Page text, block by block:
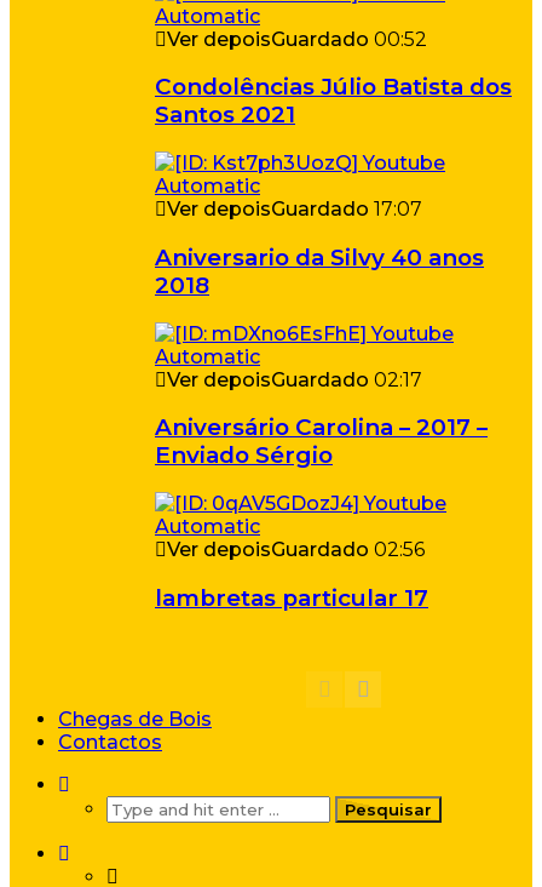
Ver depoisGuardado 00:52
Condolências Júlio Batista dos
Santos 2021
Ver depoisGuardado 17:07
Aniversario da Silvy 40 anos
2018
Ver depoisGuardado 02:17
Aniversário Carolina – 2017 –
Enviado Sérgio
Ver depoisGuardado 02:56
lambretas particular 17
Chegas de Bois
Contactos